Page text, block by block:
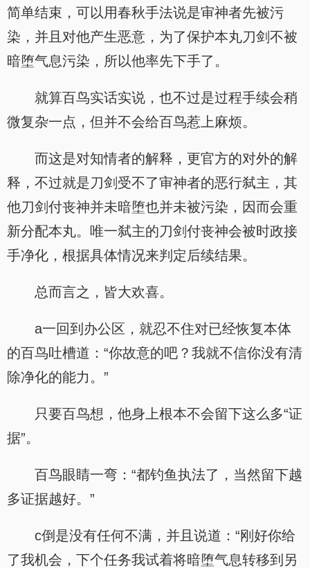
简单结束，可以用春秋手法说是审神者先被污
染，并且对他产生恶意，为了保护本丸刀剑不被
暗堕气息污染，所以他率先下手了。
就算百鸟实话实说，也不过是过程手续会稍
微复杂一点，但并不会给百鸟惹上麻烦。
而这是对知情者的解释，更官方的对外的解
释，不过就是刀剑受不了审神者的恶行弑主，其
他刀剑付丧神并未暗堕也并未被污染，因而会重
新分配本丸。唯一弑主的刀剑付丧神会被时政接
手净化，根据具体情况来判定后续结果。
总而言之，皆大欢喜。
a一回到办公区，就忍不住对已经恢复本体
的百鸟吐槽道：“你故意的吧？我就不信你没有清
除净化的能力。”
只要百鸟想，他身上根本不会留下这么多“证
据”。
百鸟眼睛一弯：“都钓鱼执法了，当然留下越
多证据越好。”
c倒是没有任何不满，并且说道：“刚好你给
了我机会，下个任务我试着将暗堕气息转移到另